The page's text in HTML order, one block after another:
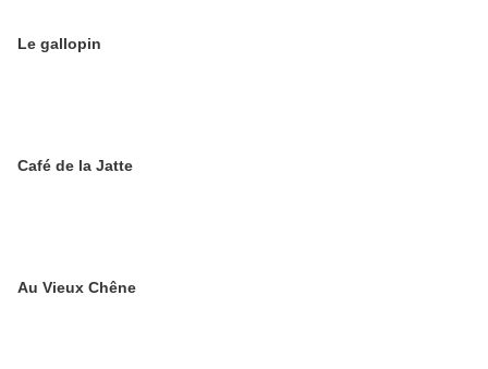
Le gallopin
Café de la Jatte
Au Vieux Chêne